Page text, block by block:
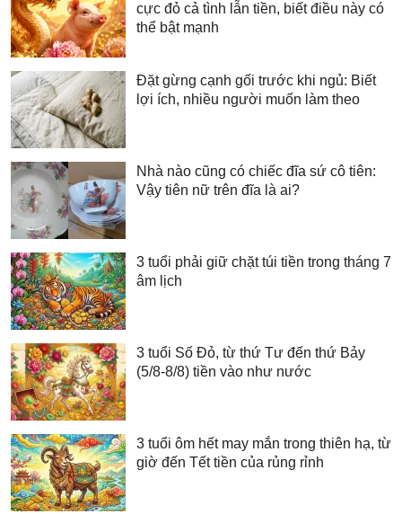
cực đỏ cả tình lẫn tiền, biết điều này có
thể bật mạnh
Đặt gừng cạnh gối trước khi ngủ: Biết
lợi ích, nhiều người muốn làm theo
Nhà nào cũng có chiếc đĩa sứ cô tiên:
Vậy tiên nữ trên đĩa là ai?
3 tuổi phải giữ chặt túi tiền trong tháng 7
âm lịch
3 tuổi Số Đỏ, từ thứ Tư đến thứ Bảy
(5/8-8/8) tiền vào như nước
3 tuổi ôm hết may mắn trong thiên hạ, từ
giờ đến Tết tiền của rủng rỉnh